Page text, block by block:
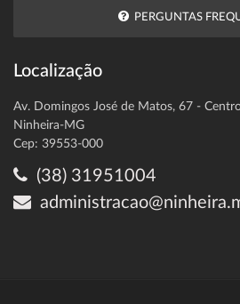
PERGUNTAS
Localização
Av. Domingos José de Matos, 67 -
Ninheira-MG
Cep: 39553-000
(38) 31951004